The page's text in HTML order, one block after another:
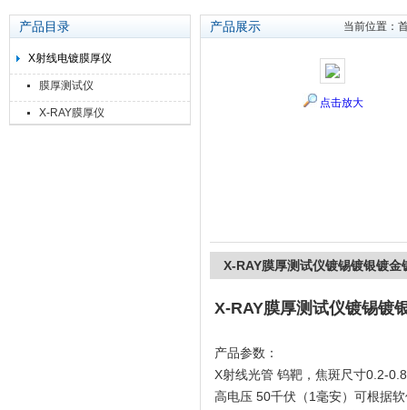
产品目录
X射线电镀膜厚仪
膜厚测试仪
X-RAY膜厚仪
产品展示 当前位置：
点击放大
X-RAY膜厚测试仪镀锡镀银镀金
X-RAY膜厚测试仪镀锡镀
产品参数：
X射线光管 钨靶，焦斑尺寸0.2-
高电压 50千伏（1毫安）可根据